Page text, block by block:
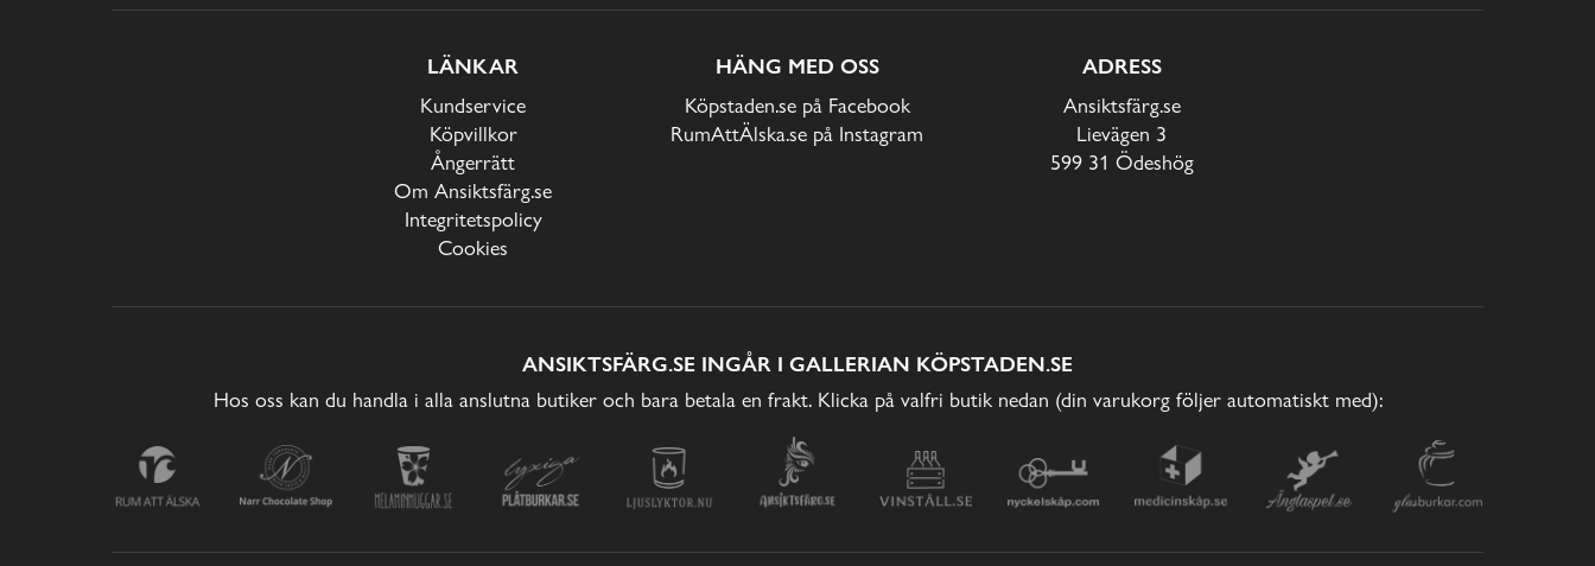
LÄNKAR
Kundservice
Köpvillkor
Ångerrätt
Om Ansiktsfärg.se
Integritetspolicy
Cookies
HÄNG MED OSS
Köpstaden.se på Facebook
RumAttÄlska.se på Instagram
ADRESS
Ansiktsfärg.se
Lievägen 3
599 31 Ödeshög
ANSIKTSFÄRG.SE INGÅR I GALLERIAN KÖPSTADEN.SE
Hos oss kan du handla i alla anslutna butiker och bara betala en frakt. Klicka på valfri butik nedan (din varukorg följer automatiskt med):